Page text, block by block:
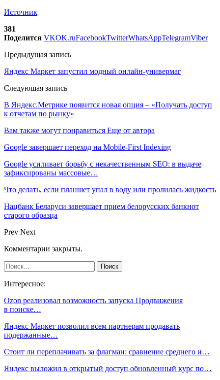
Источник
381
Поделится VKOK.ruFacebookTwitterWhatsAppTelegramViber
Предыдущая запись
Яндекс Маркет запустил модный онлайн-универмаг
Следующая запись
В Яндекс.Метрике появится новая опция – «Получать доступ
к отчетам по рынку»
Вам также могут понравиться Еще от автора
Google завершает переход на Mobile-First Indexing
Google усиливает борьбу с некачественным SEO: в выдаче
зафиксированы массовые…
Что делать, если планшет упал в воду или пролилась жидкость
Нацбанк Беларуси завершает прием белорусских банкнот
старого образца
Prev Next
Комментарии закрыты.
Интересное:
Ozon реализовал возможность запуска Продвижения
в поиске…
Яндекс Маркет позволил всем партнерам продавать
подержанные…
Стоит ли переплачивать за флагман: сравнение среднего и…
Яндекс выложил в открытый доступ обновленный курс по…